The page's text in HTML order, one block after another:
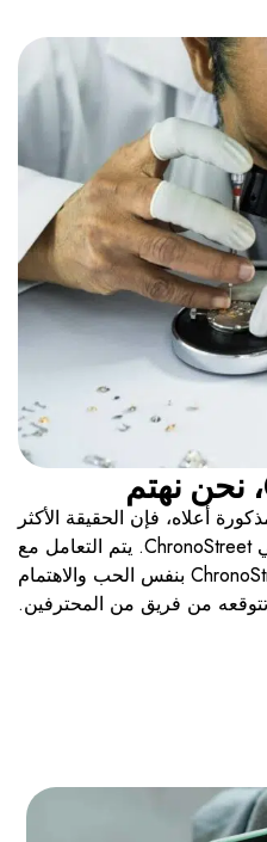
أعلاه، فإن الحقيقة الأكثر
أهمية هي أننا نهتم بساعتك في ChronoStreet. يتم التعامل مع
كل ساعة تدخل منشأة ChronoStreet بنفس الحب والاهتمام
من فريق من المحترفين.